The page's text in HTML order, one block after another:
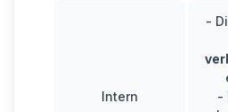
Intern
-
-